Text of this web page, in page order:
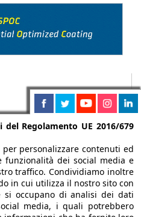
la tua pubblicità Iscriviti alla
Regolamento UE 2016/679
per personalizzare contenuti ed
funzionalità dei social media e
traffico. Condividiamo inoltre
in cui utilizza il nostro sito con
occupano di analisi dei dati
media, i quali potrebbero